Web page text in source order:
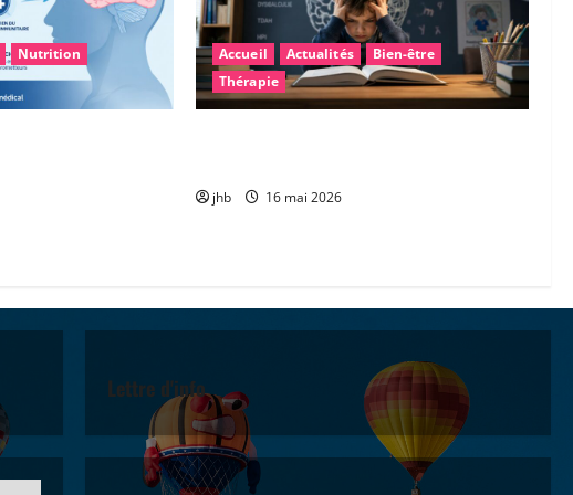
Nutrition
Accueil Actualités
Bien-être
Thérapie
jhb 16 mai 2026
Lettre d'info